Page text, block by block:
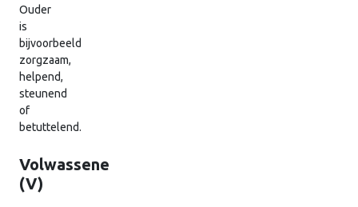
Ouder
is
bijvoorbeeld
zorgzaam,
helpend,
steunend
of
betuttelend.
Volwassene
(V)